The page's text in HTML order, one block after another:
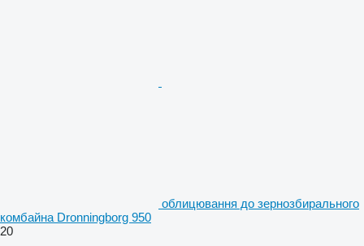
облицювання до зернозбирального
комбайна Dronningborg 950
20